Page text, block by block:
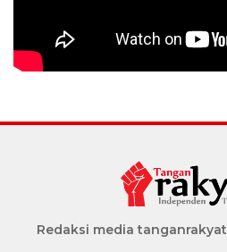
Redaksi media tanganrakyat